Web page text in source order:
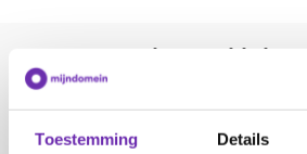
Toestemming Details
Sterke e-mail beveiliging
privacy
Mijndomein E-